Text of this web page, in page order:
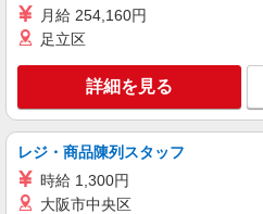
月給 254,160円
足立区
詳細を見る
レジ・商品陳列スタッフ
時給 1,300円
大阪市中央区